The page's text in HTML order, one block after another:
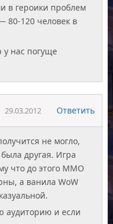
в героики проблем
80-120 человек в
нас погуще
29.03.2012 Ответить
не могло,
другая. Игра
что до этого ММО
а ванила WoW
аудиторию и если